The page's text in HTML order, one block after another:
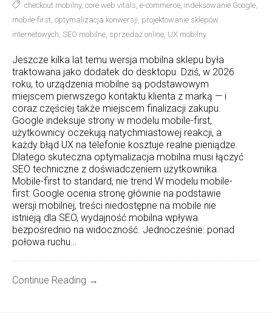
checkout mobilny, core web vitals, e-commerce, indeksowanie Google,
mobile-first, optymalizacja konwersji, projektowanie sklepów
internetowych, SEO mobilne, sprzedaż online, UX mobilny
Jeszcze kilka lat temu wersja mobilna sklepu była
traktowana jako dodatek do desktopu. Dziś, w 2026
roku, to urządzenia mobilne są podstawowym
miejscem pierwszego kontaktu klienta z marką — i
coraz częściej także miejscem finalizacji zakupu.
Google indeksuje strony w modelu mobile-first,
użytkownicy oczekują natychmiastowej reakcji, a
każdy błąd UX na telefonie kosztuje realne pieniądze.
Dlatego skuteczna optymalizacja mobilna musi łączyć
SEO techniczne z doświadczeniem użytkownika.
Mobile-first to standard, nie trend W modelu mobile-
first: Google ocenia stronę głównie na podstawie
wersji mobilnej, treści niedostępne na mobile nie
istnieją dla SEO, wydajność mobilna wpływa
bezpośrednio na widoczność. Jednocześnie: ponad
połowa ruchu…
Continue Reading →